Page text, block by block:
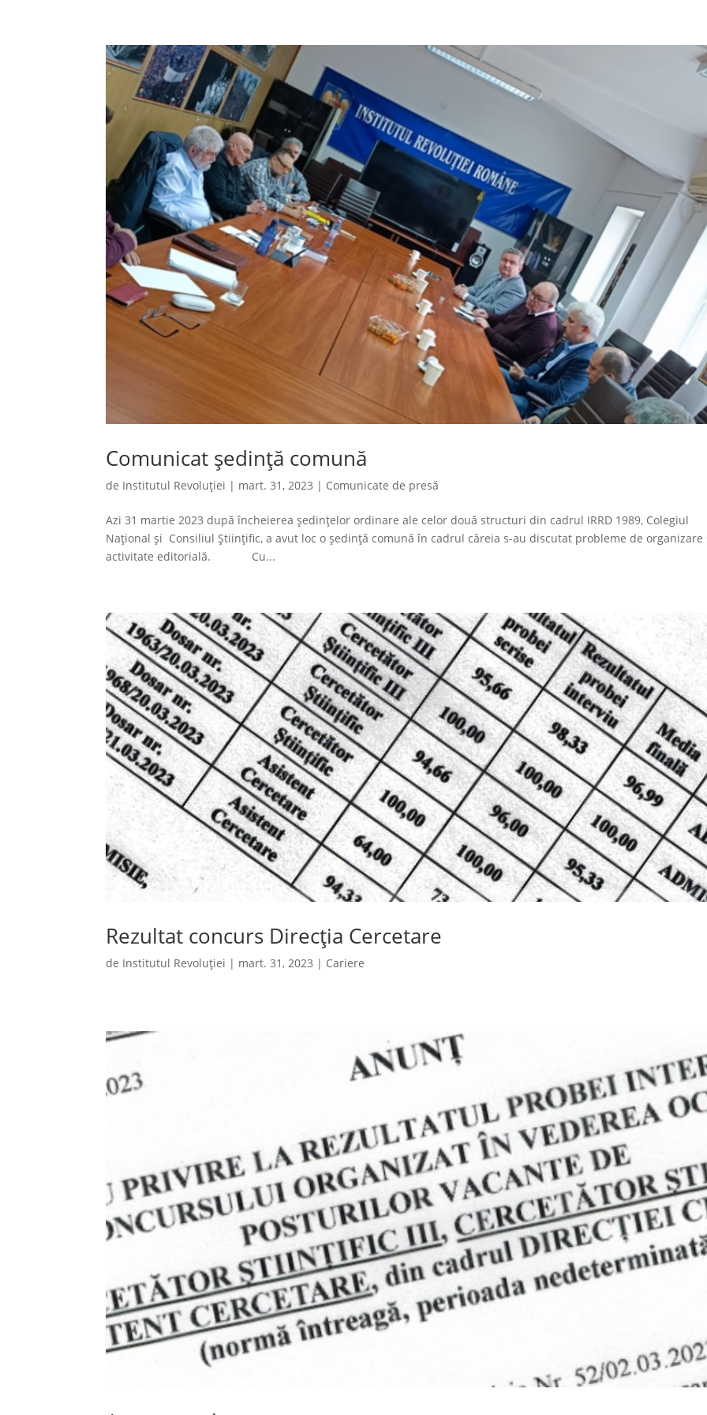
Comunicat ședință comună
de Institutul Revoluției | mart. 31, 2023 | Comunicate de presă
Azi 31 martie 2023 după încheierea ședințelor ordinare ale celor două structuri din cadrul IRRD 1989, Colegiul
Național și Consiliul Științific, a avut loc o ședință comună în cadrul căreia s-au discutat probleme de organizare
activitate editorială. Cu...
Rezultat concurs Direcția Cercetare
de Institutul Revoluției | mart. 31, 2023 | Cariere